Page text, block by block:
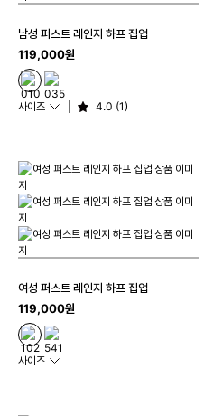
남성 퍼스트 레인지 하프 집업
119,000원
사이즈 4.0 (1)
여성 퍼스트 레인지 하프 집업
119,000원
사이즈